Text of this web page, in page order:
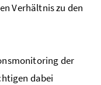
Verhältnis zu den
der
dabei